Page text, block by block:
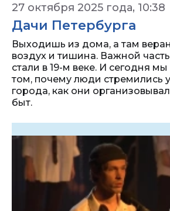
27 октября 2025 года, 10:38
Дачи Петербурга
Выходишь из дома, а там
воздух и тишина. Важной
стали в 19-м веке. И сегодня
том, почему люди стремились
города, как они
быт.